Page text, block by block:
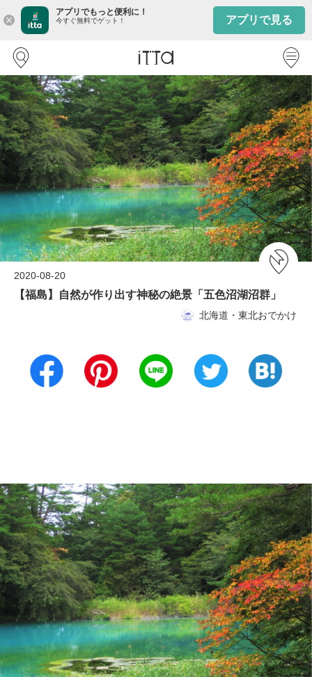
close
アプリでもっと便利に！
今すぐ無料でゲット！ アプリで見る
2020-08-20
【福島】自然が作り出す神秘の絶景「五色沼湖沼群」
北海道・東北おでかけ